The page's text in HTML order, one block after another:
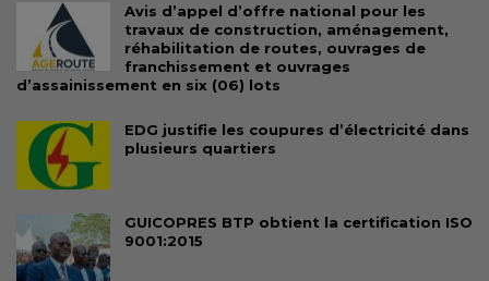
Avis d’appel d’offre national pour les
travaux de construction, aménagement,
réhabilitation de routes, ouvrages de
franchissement et ouvrages
d’assainissement en six (06) lots
EDG justifie les coupures d’électricité dans
plusieurs quartiers
GUICOPRES BTP obtient la certification ISO
9001:2015